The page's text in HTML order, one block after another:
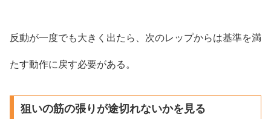
反動が一度でも大きく出たら、次のレップからは基準を満
たす動作に戻す必要がある。
狙いの筋の張りが途切れないかを見る